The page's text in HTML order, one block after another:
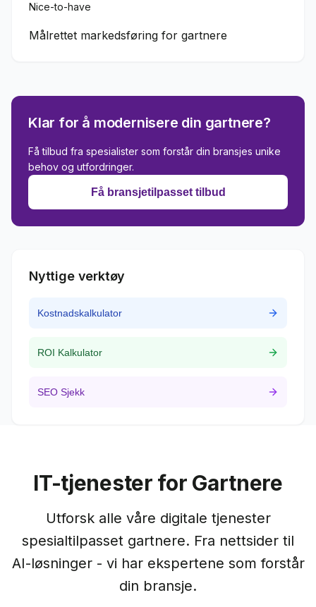
Nice-to-have
Målrettet markedsføring for gartnere
Klar for å modernisere din gartnere?
Få tilbud fra spesialister som forstår din bransjes unike
behov og utfordringer.
Få bransjetilpasset tilbud
Nyttige verktøy
Kostnadskalkulator
ROI Kalkulator
SEO Sjekk
IT-tjenester for Gartnere
Utforsk alle våre digitale tjenester
spesialtilpasset gartnere. Fra nettsider til
AI-løsninger - vi har ekspertene som forstår
din bransje.